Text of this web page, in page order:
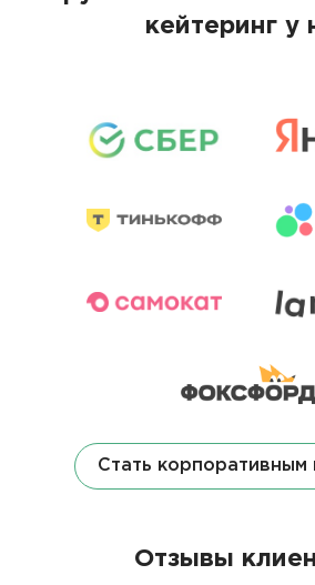
кейтеринг у
Стать корпоративным
Отзывы